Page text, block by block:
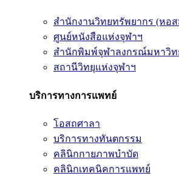
สำนักงานวิทยทรัพยากร (หอ
ศูนย์หนังสือแห่งจุฬาฯ
สำนักพิมพ์จุฬาลงกรณ์มหาวิท
สถานีวิทยุแห่งจุฬาฯ
บริการทางการแพทย์
โอสถศาลา
บริการทางทันตกรรม
คลินิกกายภาพบำบัด
คลินิกเทคนิคการแพทย์